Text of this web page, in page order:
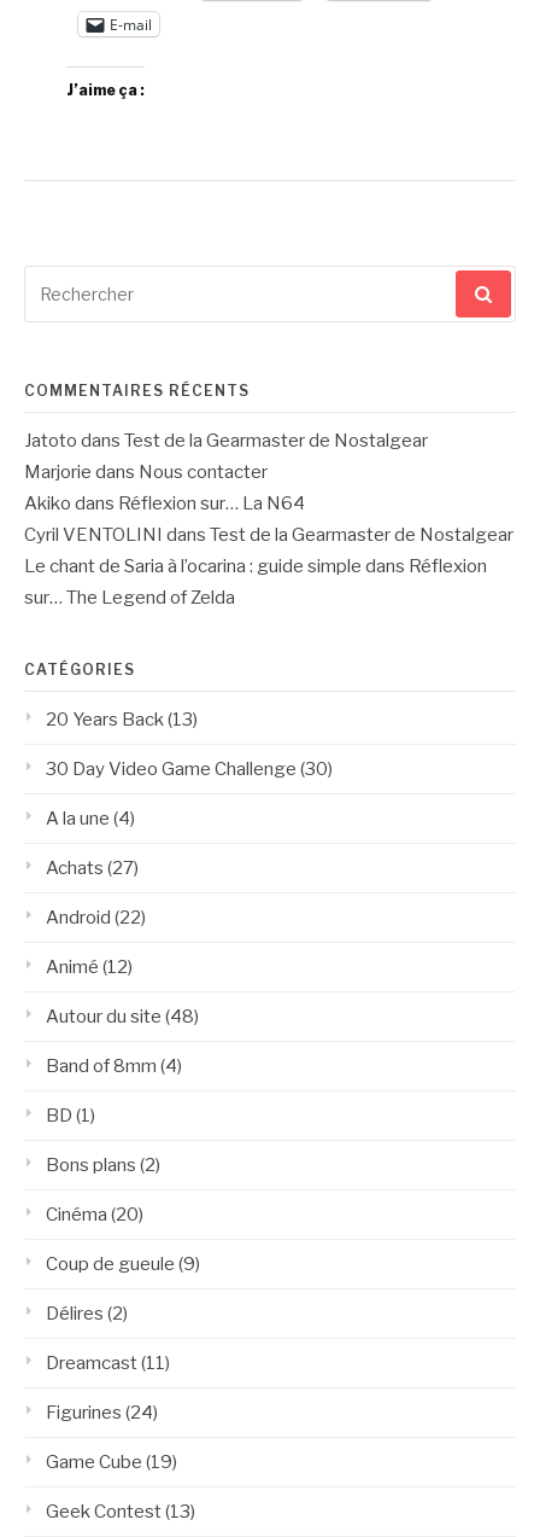
E-mail
J’aime ça :
pour
COMMENTAIRES RÉCENTS
Jatoto dans Test de la Gearmaster de Nostalgear
Marjorie dans Nous contacter
Akiko dans Réflexion sur… La N64
Cyril VENTOLINI dans Test de la Gearmaster de Nostalgear
Le chant de Saria à l’ocarina : guide simple dans Réflexion
sur… The Legend of Zelda
CATÉGORIES
20 Years Back(13)
30 Day Video Game Challenge (30)
A la une (4)
Achats (27)
Android (22)
Animé (12)
Autour du site (48)
Band of 8mm (4)
BD (1)
Bons plans (2)
Cinéma (20)
Coup de gueule (9)
Délires (2)
Dreamcast(11)
Figurines (24)
Game Cube (19)
Geek Contest(13)